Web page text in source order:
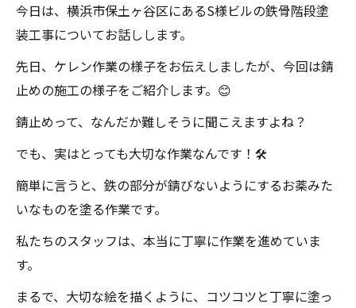
今日は、横浜市保土ヶ谷区にあるS様ビルの鉄骨階段塗
装工事についてお話しします。
先日、ケレン作業の様子をお伝えしましたが、今回は錆
止めの施工の様子をご紹介します。😊
錆止めって、なんだか難しそうに聞こえますよね？
でも、実はとっても大切な作業なんです！🛠️
簡単に言うと、鉄の部分が錆びないようにするお薬みた
いなものを塗る作業です。
私たちのスタッフは、本当に丁寧に作業を進めていま
す。
まるで、大切な絵を描くように、コツコツと丁寧に塗っ